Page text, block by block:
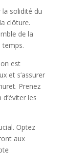
solidité du
clôture.
de la
temps.
est
et s’assurer
Prenez
les
Optez
aux